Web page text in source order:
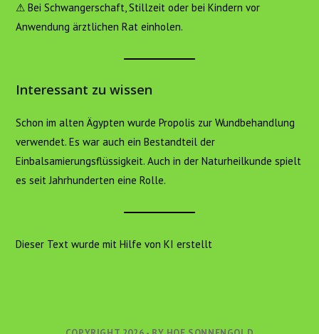
⚠ Bei Schwangerschaft, Stillzeit oder bei Kindern vor
Anwendung ärztlichen Rat einholen.
Interessant zu wissen
Schon im alten Ägypten wurde Propolis zur Wundbehandlung
verwendet. Es war auch ein Bestandteil der
Einbalsamierungsflüssigkeit. Auch in der Naturheilkunde spielt
es seit Jahrhunderten eine Rolle.
Dieser Text wurde mit Hilfe von KI erstellt